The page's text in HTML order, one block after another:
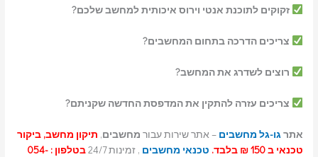
זקוקים לתוכנת אנטי וירוס איכותית למחשב שלכם?
צריכים הדרכה בתחום המחשבים?
רוצים לשדרג את המחשב?
צריכים עזרה להתקין את המדפסת החדשה שקניתם?
אתרגו-גל מחשבים – אתר שירות עבור מחשבים, תיקון מחשב, ביקור
טכנאי ב 150 ₪ בלבד.
טכנאי מחשבים , זמינות 24/7
בטלפון : 054-